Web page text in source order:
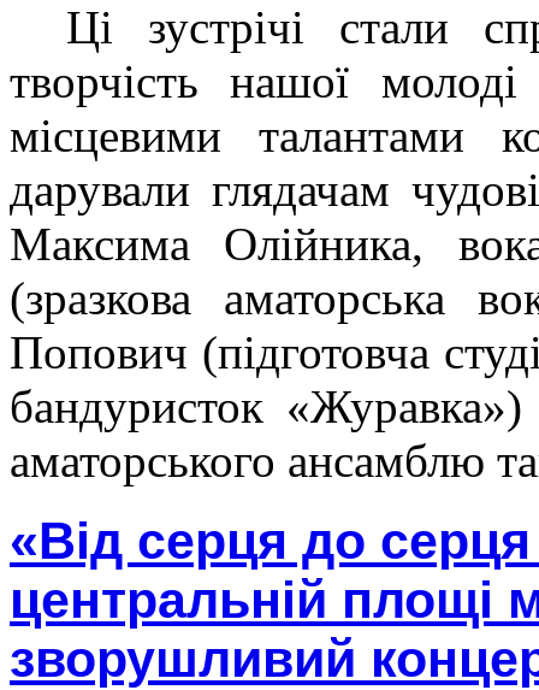
Ці зустрічі стали
творчість нашої
місцевими талантами
дарували глядачам
Максима Олійника,
(зразкова аматорська
Попович (підготовча
бандуристок «Журавка»)
аматорського ансамблю
«Від серця до
центральній площі
зворушливий